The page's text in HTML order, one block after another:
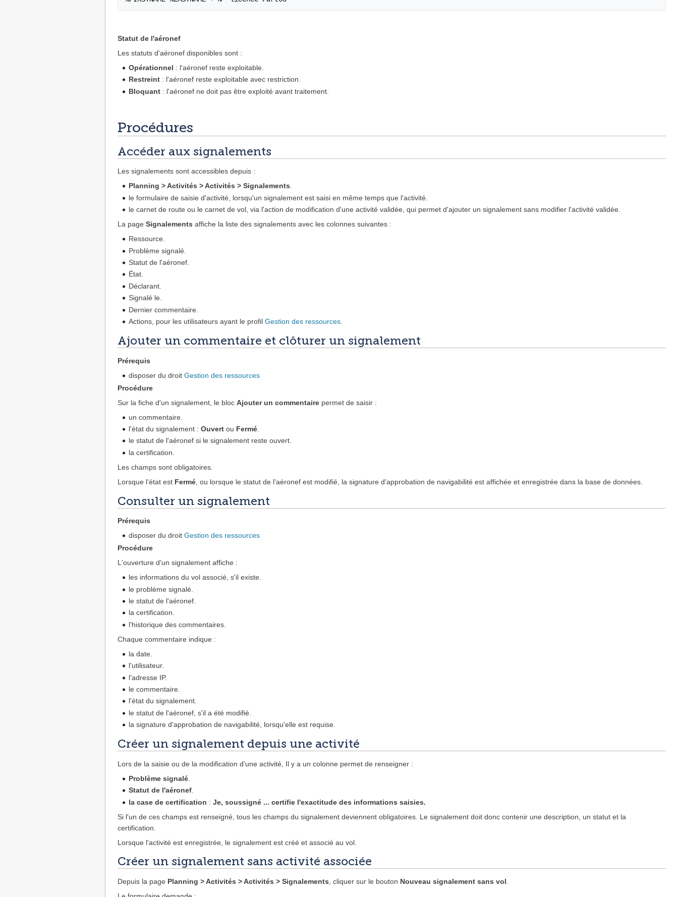
Statut de l'aéronef
Les statuts d'aéronef disponibles sont :
Opérationnel : l'aéronef reste exploitable.
Restreint : l'aéronef reste exploitable avec restriction.
Bloquant : l'aéronef ne doit pas être exploité avant traitement.
Procédures
Accéder aux signalements
Les signalements sont accessibles depuis :
Planning > Activités > Activités > Signalements.
le formulaire de saisie d'activité, lorsqu'un signalement est saisi en même temps que l'activité.
le carnet de route ou le carnet de vol, via l'action de modification d'une activité validée, qui permet d'ajouter un signalement sans modifier l'activité validée.
La page Signalements affiche la liste des signalements avec les colonnes suivantes :
Ressource.
Problème signalé.
Statut de l'aéronef.
État.
Déclarant.
Signalé le.
Dernier commentaire.
Actions, pour les utilisateurs ayant le profilGestion des ressources
Ajouter un commentaire et clôturer un signalement
Prérequis
disposer du droitGestion des ressources
Procédure
Sur la fiche d'un signalement, le bloc Ajouter un commentaire permet de saisir :
un commentaire.
l'état du signalement :Ouvert ou Fermé
le statut de l'aéronef si le signalement reste ouvert.
la certification.
Les champs sont obligatoires.
Lorsque l'état est Fermé , ou lorsque le statut de l'aéronef est modifié, la signature d'approbation de navigabilité est affichée et enregistrée dans la base de données.
Consulter un signalement
Prérequis
disposer du droitGestion des ressources
Procédure
L'ouverture d'un signalement affiche :
les informations du vol associé, s'il existe.
le problème signalé.
le statut de l'aéronef.
la certification.
l'historique des commentaires.
Chaque commentaire indique :
la date.
l'utilisateur.
l'adresse IP.
le commentaire.
l'état du signalement.
le statut de l'aéronef, s'il a été modifié.
la signature d'approbation de navigabilité, lorsqu'elle est requise.
Créer un signalement depuis une activité
Lors de la saisie ou de la modification d'une activité, Il y a un colonne permet de renseigner :
Problème signalé
Statut de l'aéronef.
la case de certification :Je, soussigné ... certifie l'exactitude des informations saisies.
Si l'un de ces champs est renseigné, tous les champs du signalement deviennent obligatoires. Le signalement doit donc contenir une description, un statut et la
certification.
Lorsque l'activité est enregistrée, le signalement est créé et associé au vol.
Créer un signalement sans activité associée
Depuis la page Planning > Activités > Activités > Signalements, cliquer sur le bouton Nouveau signalement sans vol.